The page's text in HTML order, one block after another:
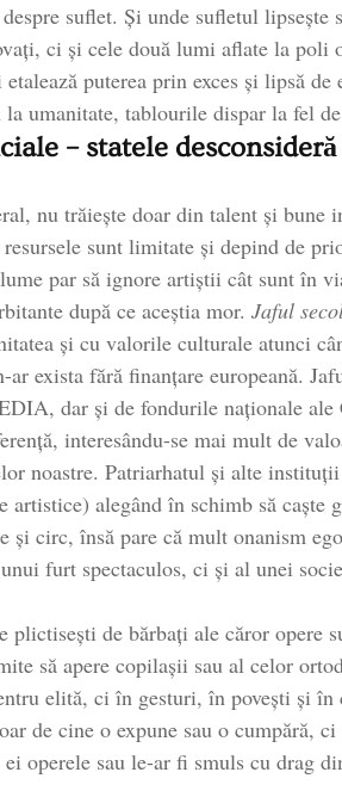
suflet. Și unde sufletul
ci și cele două lumi aflate la poli
puterea prin exces și lipsă
umanitate, tablourile dispar la fel
– statele
nu trăiește doar din talent și
sunt limitate și depind de
par să ignore artiștii cât sunt în
după ce aceștia mor. Jaful
și cu valorile culturale atunci
exista fără finanțare europeană.
dar și de fondurile naționale
interesându-se mai mult de
noastre. Patriarhatul și alte
alegând în schimb să
și circ, însă pare că mult onanism
furt spectaculos, ci și al unei
de bărbați ale căror opere
să apere copilașii sau al celor
elită, ci în gesturi, în povești și
de cine o expune sau o cumpără,
operele sau le-ar fi smuls cu drag